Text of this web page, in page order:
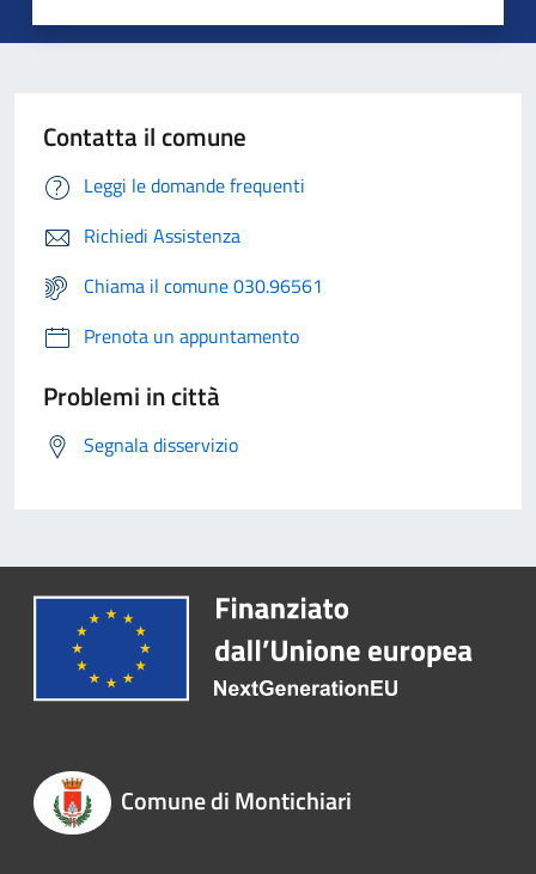
Contatta il comune
Leggi le domande frequenti
Richiedi Assistenza
Chiama il comune 030.96561
Prenota un appuntamento
Problemi in città
Segnala disservizio
Comune di Montichiari